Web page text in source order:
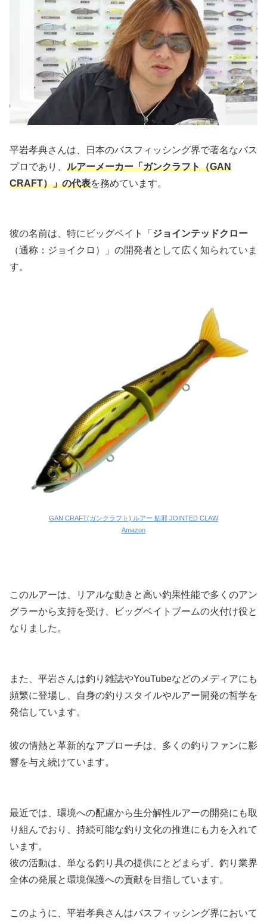
平岩孝典さんは、日本のバスフィッシング界で著名なバス
プロであり、 ルアーメーカー「ガンクラフト（GAN
CRAFT）」の代表を務めています。
彼の名前は、特にビッグベイト「 ジョインテッドクロー
（通称：ジョイクロ）」の開発者として広く知られていま
す。
GAN CRAFT(ガンクラフト) ルアー 鮎邪 JOINTED CLAW
Amazon
このルアーは、リアルな動きと高い釣果性能で多くのアン
グラーから支持を受け、ビッグベイトブームの火付け役と
なりました。
また、平岩さんは釣り雑誌やYouTubeなどのメディアにも
頻繁に登場し、自身の釣りスタイルやルアー開発の哲学を
発信しています。
彼の情熱と革新的なアプローチは、多くの釣りファンに影
響を与え続けています。
最近では、環境への配慮から生分解性ルアーの開発にも取
り組んでおり、持続可能な釣り文化の推進にも力を入れて
います。
彼の活動は、単なる釣り具の提供にとどまらず、釣り業界
全体の発展と環境保護への貢献を目指しています。
このように、平岩孝典さんはバスフィッシング界において